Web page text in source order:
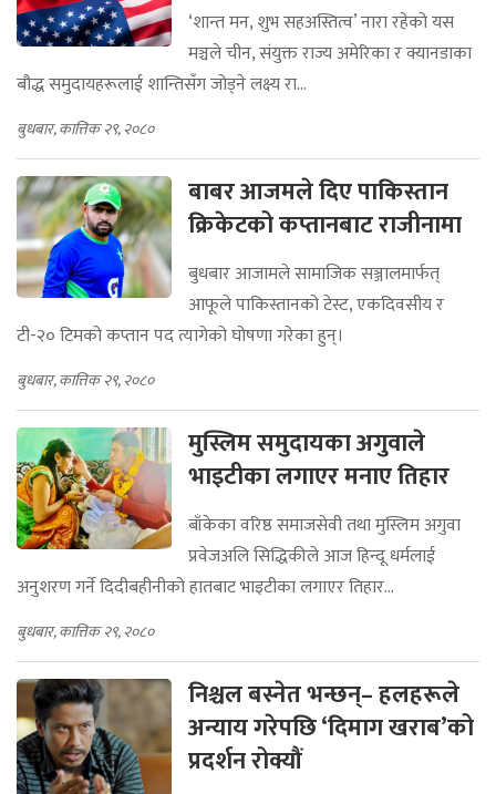
‘शान्त मन, शुभ सहअस्तित्व’ नारा रहेको यस
मञ्चले चीन, संयुक्त राज्य अमेरिका र क्यानडाका
बौद्ध समुदायहरूलाई शान्तिसँग जोड्ने लक्ष्य रा...
बुधबार, कात्तिक २९, २०८०
बाबर आजमले दिए पाकिस्तान
क्रिकेटको कप्तानबाट राजीनामा
बुधबार आजामले सामाजिक सञ्जालमार्फत्
आफूले पाकिस्तानको टेस्ट, एकदिवसीय र
टी-२० टिमको कप्तान पद त्यागेको घोषणा गरेका हुन्।
बुधबार, कात्तिक २९, २०८०
मुस्लिम समुदायका अगुवाले
भाइटीका लगाएर मनाए तिहार
बाँकेका वरिष्ठ समाजसेवी तथा मुस्लिम अगुवा
प्रवेजअलि सिद्धिकीले आज हिन्दू धर्मलाई
अनुशरण गर्ने दिदीबहीनीको हातबाट भाइटीका लगाएर तिहार...
बुधबार, कात्तिक २९, २०८०
निश्चल बस्नेत भन्छन्– हलहरूले
अन्याय गरेपछि ‘दिमाग खराब’को
प्रदर्शन रोक्यौं